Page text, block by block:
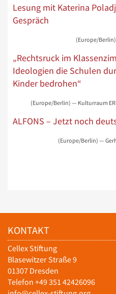
Lesung mit Katerina
Gespräch
(Europe/Berlin)
„Rechtsruck im
Ideologien die Schulen
Kinder bedrohen“
(Europe/Berlin) — Kulturraum
ALFONS – Jetzt noch
(Europe/Berlin) —
KONTAKT
Cellex Stiftung
Blasewitzer Straße 9
01307 Dresden
Telefon +49 351 42426096